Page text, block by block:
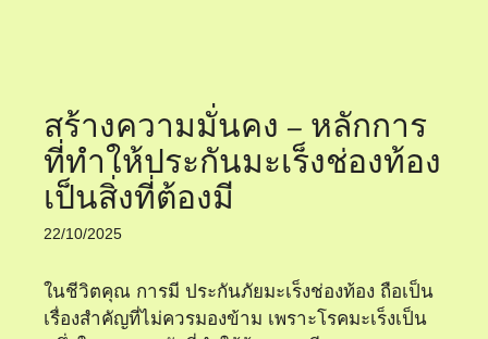
สร้างความมั่นคง – หลักการ
ที่ทำให้ประกันมะเร็งช่องท้อง
เป็นสิ่งที่ต้องมี
22/10/2025
ในชีวิตคุณ การมี ประกันภัยมะเร็งช่องท้อง ถือเป็น
เรื่องสำคัญที่ไม่ควรมองข้าม เพราะโรคมะเร็งเป็น